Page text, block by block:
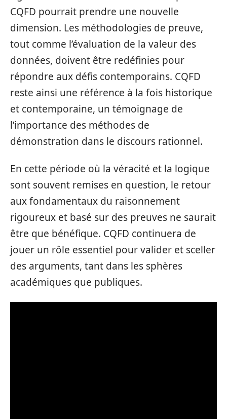
CQFD pourrait prendre une nouvelle
dimension. Les méthodologies de preuve,
tout comme l’évaluation de la valeur des
données, doivent être redéfinies pour
répondre aux défis contemporains. CQFD
reste ainsi une référence à la fois historique
et contemporaine, un témoignage de
l’importance des méthodes de
démonstration dans le discours rationnel.
En cette période où la véracité et la logique
sont souvent remises en question, le retour
aux fondamentaux du raisonnement
rigoureux et basé sur des preuves ne saurait
être que bénéfique. CQFD continuera de
jouer un rôle essentiel pour valider et sceller
des arguments, tant dans les sphères
académiques que publiques.